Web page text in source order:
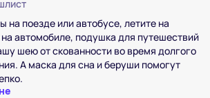
на поезде или автобусе, летите на
автомобиле, подушка для путешествий
шею от скованности во время долгого
А маска для сна и беруши помогут